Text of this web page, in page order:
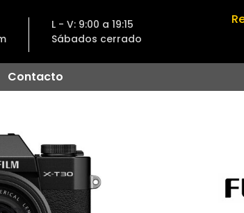
L - V: 9:00 a 19:15
Sábados cerrado
Contacto